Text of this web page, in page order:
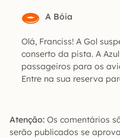
A Bóia
Olá, Franciss! A Gol
conserto da pista. A
passageiros para os
Entre na sua reserva
Atenção: Os comentários
serão publicados se